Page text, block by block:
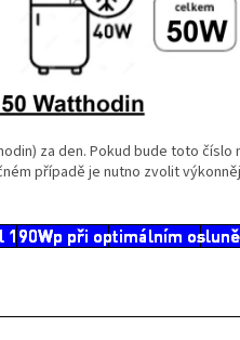
za den. Pokud bude toto
případě je nutno zvolit